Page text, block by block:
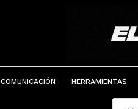
COMUNICACIÓN HERRAMIENTAS